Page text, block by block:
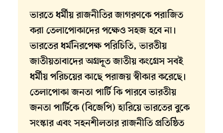
ভারতে ধর্মীয় রাজনীতির জাগরণকে পরাজিত
করা তেলাপোকাদের পক্ষেও সহজ হবে না।
ভারতের ধর্মনিরপেক্ষ পরিচিতি, ভারতীয়
জাতীয়তাবাদের অগ্রদূত জাতীয় কংগ্রেস সবই
ধর্মীয় পরিচয়ের কাছে পরাজয় স্বীকার করেছে।
তেলাপোকা জনতা পার্টি কি পারবে ভারতীয়
জনতা পার্টিকে (বিজেপি) হারিয়ে ভারতের বুকে
সংস্কার এবং সহনশীলতার রাজনীতি প্রতিষ্ঠিত